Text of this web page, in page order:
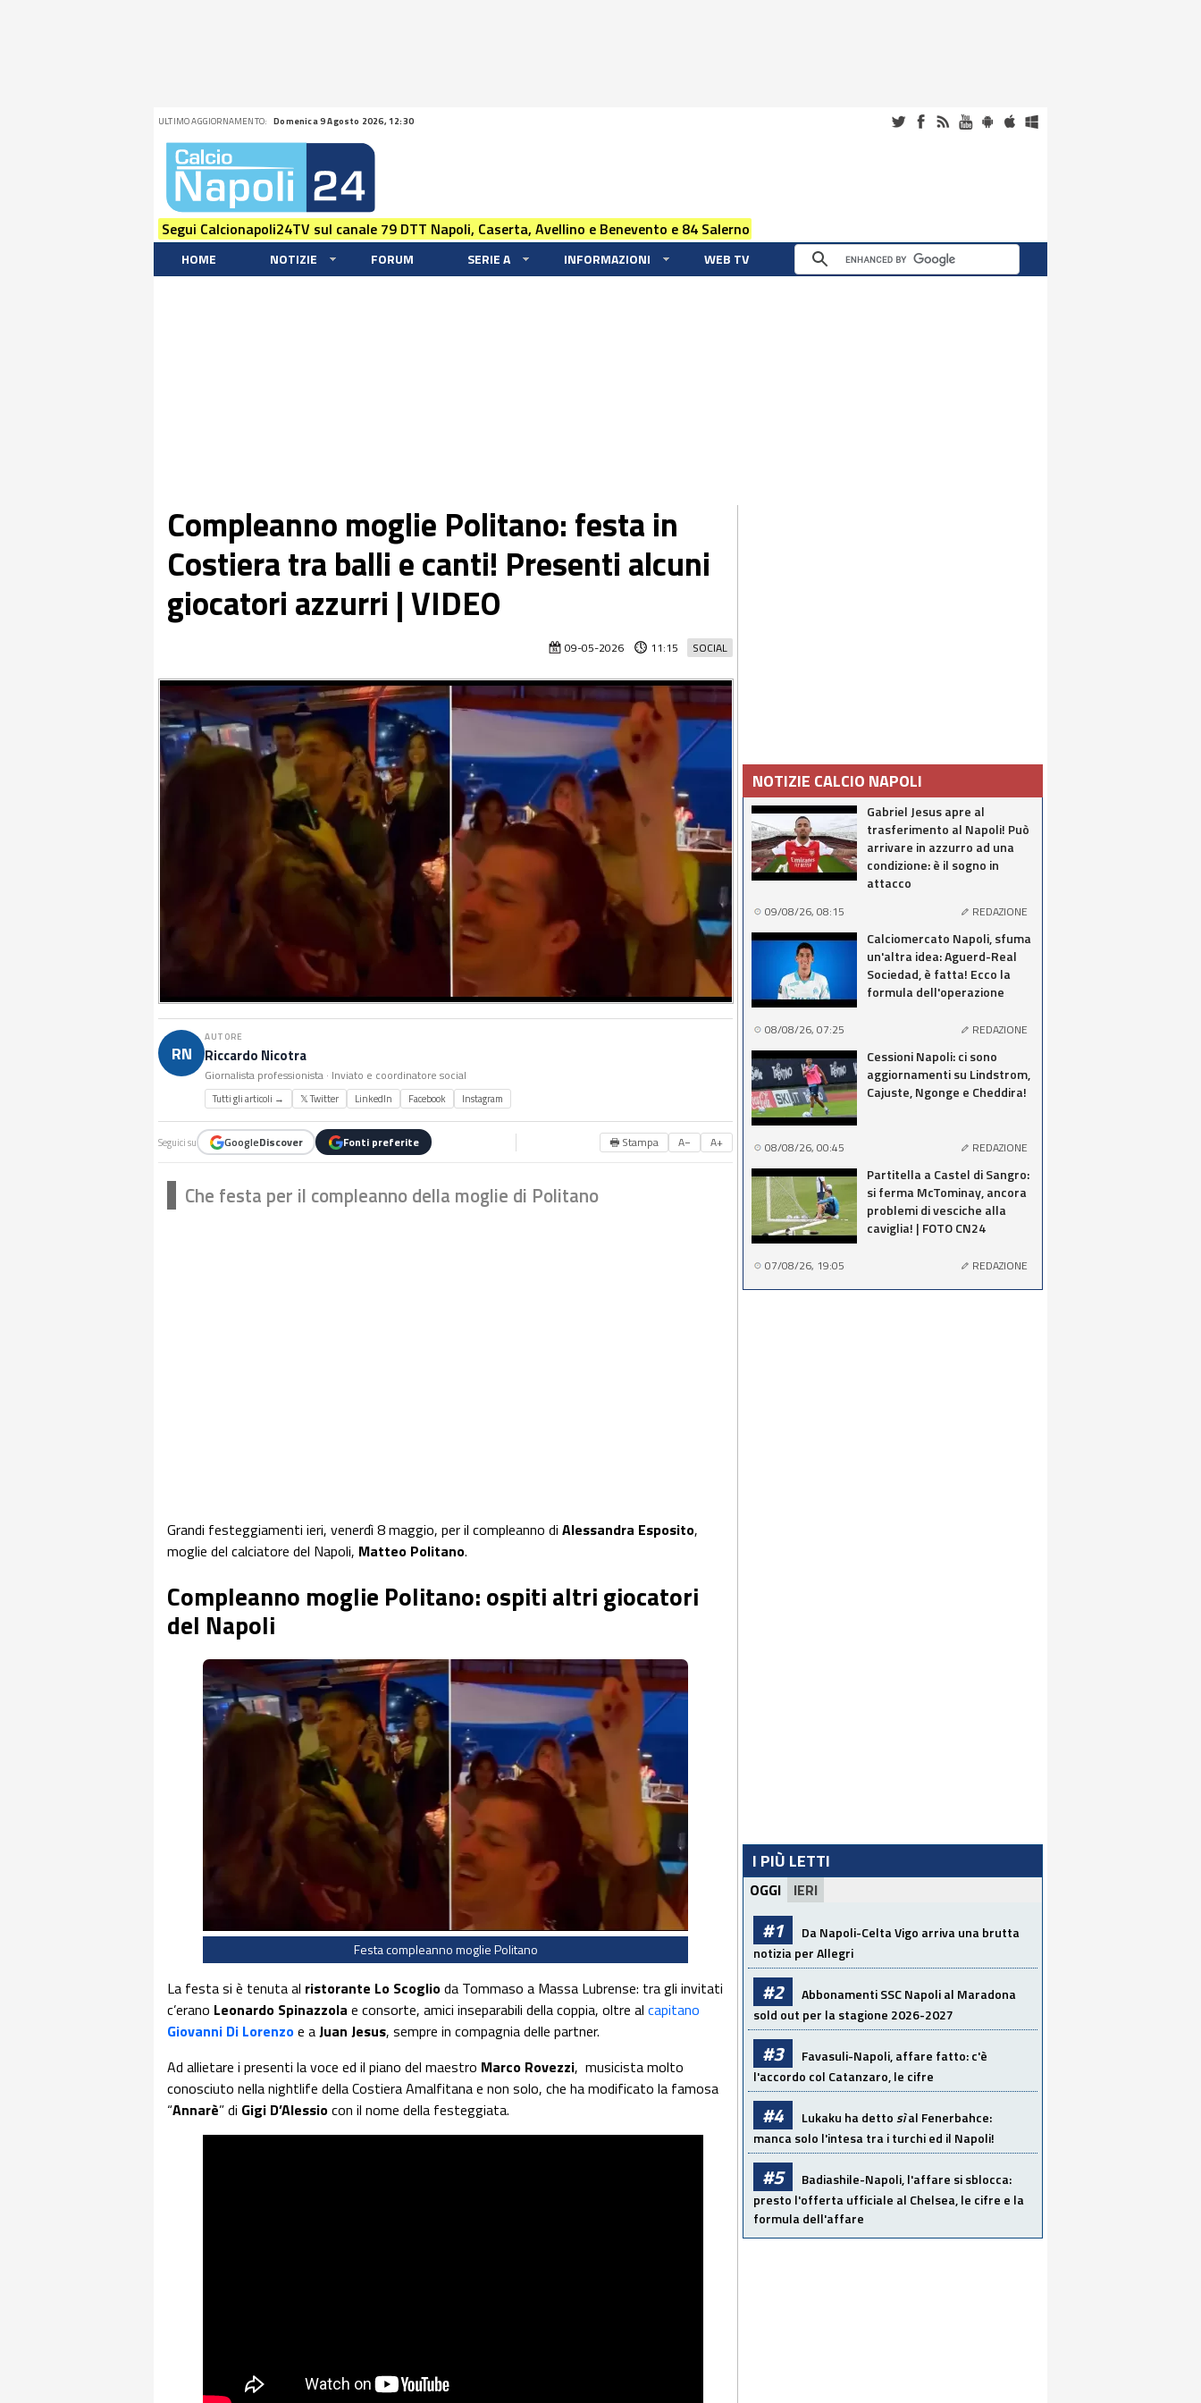
ULTIMO AGGIORNAMENTO: Domenica 9 Agosto 2026, 12:30
Segui Calcionapoli24TV sul canale 79 DTT Napoli, Caserta, Avellino e Benevento e 84 Salerno
HOME NOTIZIE FORUM SERIE A INFORMAZIONI WEB TV
Compleanno moglie Politano: festa in
Costiera tra balli e canti! Presenti alcuni
giocatori azzurri | VIDEO
SOCIAL
09-05-2026 11:15
RN
AUTORE
Riccardo Nicotra
Giornalista professionista · Inviato e coordinatore social
Tutti gli articoli → 𝕏 Twitter LinkedIn Facebook Instagram
Seguici su GoogleDiscover Fonti preferite 🖶 Stampa A− A+
Che festa per il compleanno della moglie di Politano
Grandi festeggiamenti ieri, venerdì 8 maggio, per il compleanno di Alessandra Esposito,
moglie del calciatore del Napoli, Matteo Politano.
Compleanno moglie Politano: ospiti altri giocatori
del Napoli
Festa compleanno moglie Politano
La festa si è tenuta al ristorante Lo Scoglioda Tommaso a Massa Lubrense: tra gli invitati
c’erano Leonardo Spinazzola e consorte, amici inseparabili della coppia, oltre al capitano
Giovanni Di Lorenzoe aJuan Jesus, sempre in compagnia delle partner.
Ad allietare i presenti la voce ed il piano del maestro Marco Rovezzi, musicista molto
conosciuto nella nightlife della Costiera Amalfitana e non solo, che ha modificato la famosa
“Annarè” di Gigi D’Alessiocon il nome della festeggiata.
NOTIZIE CALCIO NAPOLI
Gabriel Jesus apre al
trasferimento al Napoli! Può
arrivare in azzurro ad una
condizione: è il sogno in
attacco
09/08/26, 08:15 REDAZIONE
Calciomercato Napoli, sfuma
un'altra idea: Aguerd-Real
Sociedad, è fatta! Ecco la
formula dell'operazione
08/08/26, 07:25 REDAZIONE
Cessioni Napoli: ci sono
aggiornamenti su Lindstrom,
Cajuste, Ngonge e Cheddira!
08/08/26, 00:45 REDAZIONE
Partitella a Castel di Sangro:
si ferma McTominay, ancora
problemi di vesciche alla
caviglia! | FOTO CN24
07/08/26, 19:05 REDAZIONE
I PIÙ LETTI
OGGI IERI
#1
Da Napoli-Celta Vigo arriva una brutta
notizia per Allegri
#2
Abbonamenti SSC Napoli al Maradona
sold out per la stagione 2026-2027
#3
Favasuli-Napoli, affare fatto: c'è
l'accordo col Catanzaro, le cifre
#4 Lukaku ha dettosìal Fenerbahce:
manca solo l'intesa tra i turchi ed il Napoli!
#5
Badiashile-Napoli, l'affare si sblocca:
presto l'offerta ufficiale al Chelsea, le cifre e la
formula dell'affare